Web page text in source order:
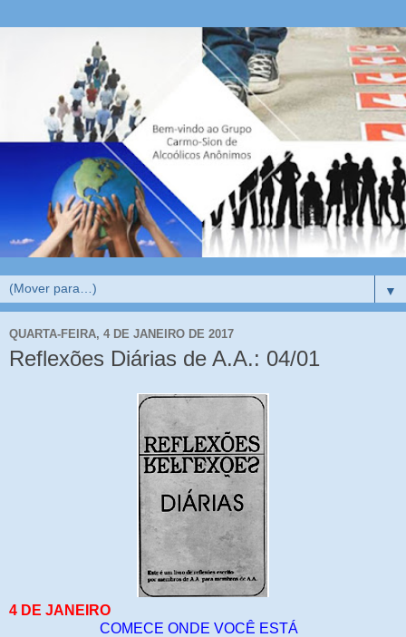
▼
QUARTA-FEIRA, 4 DE JANEIRO DE 2017
Reflexões Diárias de A.A.: 04/01
4 DE JANEIRO
COMECE ONDE VOCÊ ESTÁ